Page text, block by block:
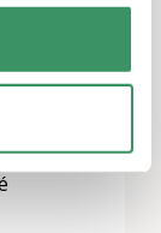
150
des